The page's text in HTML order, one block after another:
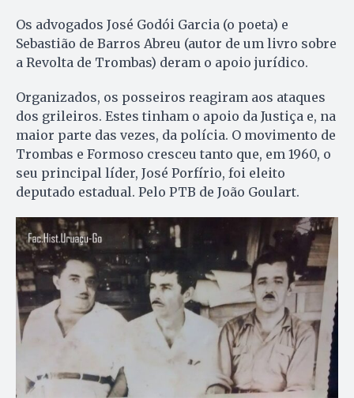
Os advogados José Godói Garcia (o poeta) e
Sebastião de Barros Abreu (autor de um livro sobre
a Revolta de Trombas) deram o apoio jurídico.
Organizados, os posseiros reagiram aos ataques
dos grileiros. Estes tinham o apoio da Justiça e, na
maior parte das vezes, da polícia. O movimento de
Trombas e Formoso cresceu tanto que, em 1960, o
seu principal líder, José Porfírio, foi eleito
deputado estadual. Pelo PTB de João Goulart.